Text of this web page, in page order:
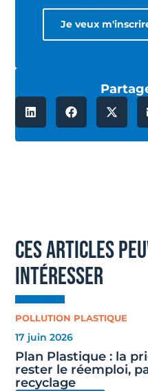
ces articles
intéresser
POLLUTION PLASTIQUE
17 juin 2026
Plan Plastique : la
rester le réemploi,
recyclage